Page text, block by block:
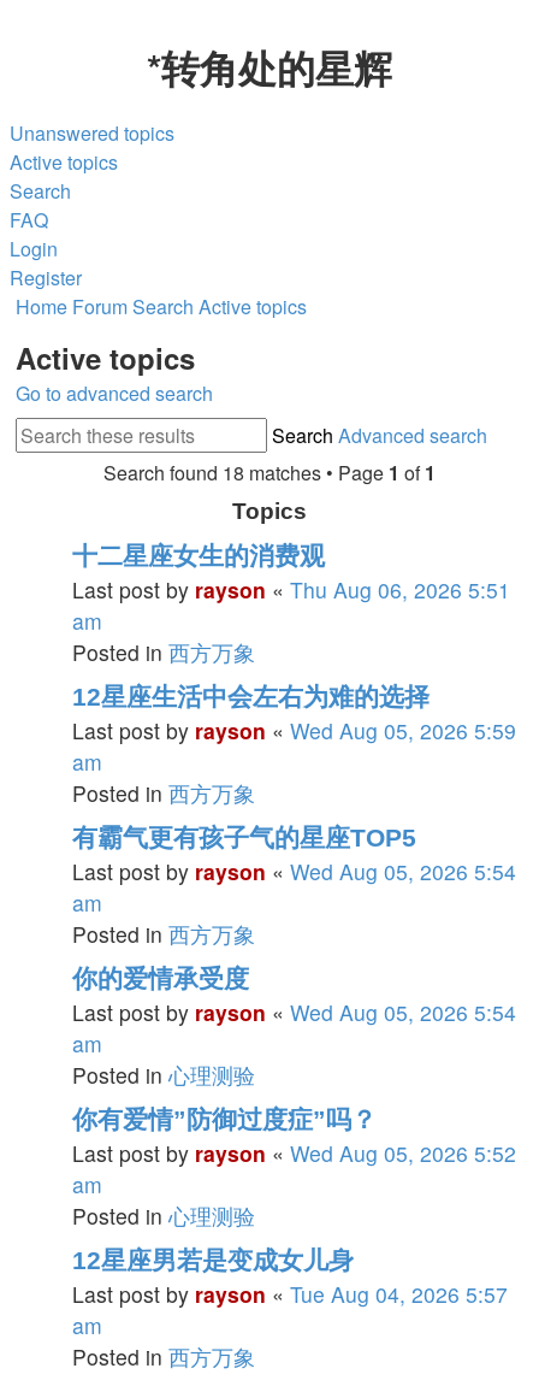
*转角处的星辉
Unanswered topics
Active topics
Search
FAQ
Login
Register
Home ForumSearch Active topics
Active topics
Go to advanced search
Search Advanced search
Search found 18 matches • Page 1 of1
Topics
十二星座女生的消费观
Last post by rayson « Thu Aug 06, 2026 5:51
am
Posted in 西方万象
12星座生活中会左右为难的选择
Last post by rayson « Wed Aug 05, 2026 5:59
am
Posted in 西方万象
有霸气更有孩子气的星座TOP5
Last post by rayson « Wed Aug 05, 2026 5:54
am
Posted in 西方万象
你的爱情承受度
Last post by rayson « Wed Aug 05, 2026 5:54
am
Posted in心理测验
你有爱情”防御过度症”吗？
Last post by rayson « Wed Aug 05, 2026 5:52
am
Posted in心理测验
12星座男若是变成女儿身
Last post by rayson « Tue Aug 04, 2026 5:57
am
Posted in 西方万象